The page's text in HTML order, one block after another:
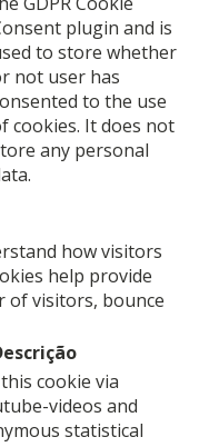
plugin and is
to store whether
not user has
to the use
cookies. It does not
any personal
how visitors
help provide
of visitors, bounce
cookie via
videos and
statistical